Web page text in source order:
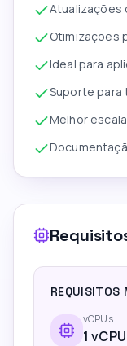
Atualizações
Otimizações
Ideal para
Suporte
Melhor
REQUISITOS
vCPUs
1 vCPU